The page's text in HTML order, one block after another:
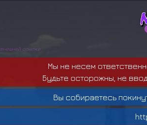
ссылке
Мы не несем
Будьте осторожны, не
Вы собираетесь